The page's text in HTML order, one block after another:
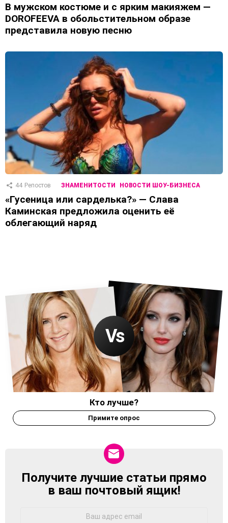
В мужском костюме и с ярким макияжем —
DOROFEEVA в обольстительном образе
представила новую песню
44 Репостов ЗНАМЕНИТОСТИ НОВОСТИ ШОУ-БИЗНЕСА
«Гусеница или сарделька?» — Слава
Каминская предложила оценить её
облегающий наряд
Кто лучше?
Примите опрос
NEWSLETTER
Получите лучшие статьи прямо
в ваш почтовый ящик!